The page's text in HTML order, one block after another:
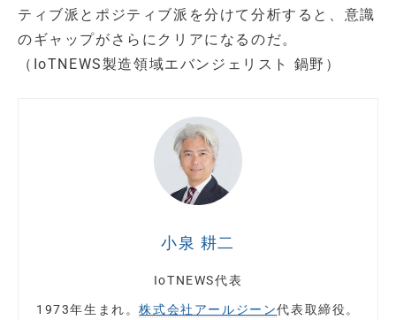
ティブ派とポジティブ派を分けて分析すると、意識
のギャップがさらにクリアになるのだ。
（IoTNEWS製造領域エバンジェリスト 鍋野）
小泉 耕二
IoTNEWS代表
1973年生まれ。株式会社アールジーン代表取締役。